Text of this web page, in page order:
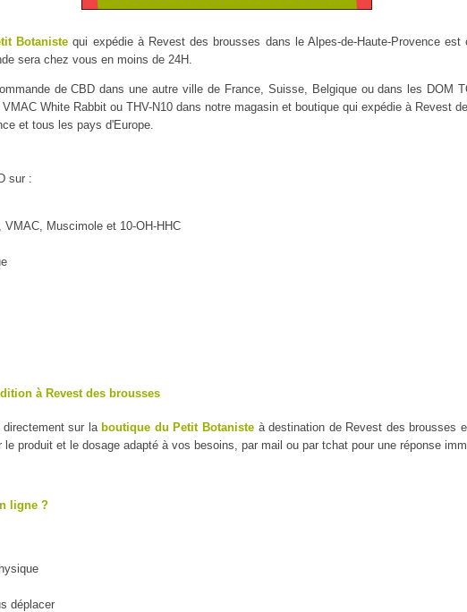
Botaniste qui expédie à Revest des brousses dans le Alpes-de-Haute-Provence
sera chez vous en moins de 24H.
de CBD dans une autre ville de France, Suisse, Belgique ou dans les DOM
White Rabbit ou THV-N10 dans notre magasin et boutique qui expédie à Revest
et tous les pays d'Europe.
sur :
Muscimole et 10-OH-HHC
à Revest des brousses
sur la boutique du Petit Botaniste à destination de Revest des brousses
produit et le dosage adapté à vos besoins, par mail ou par tchat pour une réponse
ligne ?
déplacer